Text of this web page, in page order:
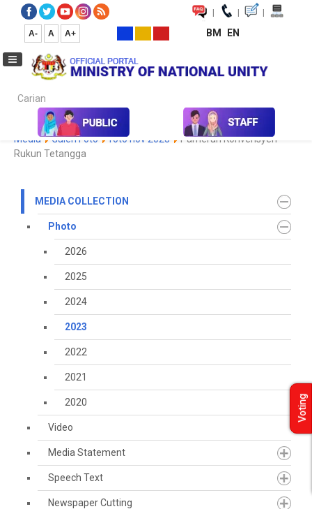
| | |
A- A A+ BM EN
Carian...
Media Media Collection Photo 2023
Koleksi
Media
Galeri Foto foto nov 2023
Pameran Konvensyen
Rukun Tetangga
MEDIA COLLECTION
Photo
2026
2025
2024
2023
2022
2021
2020
Video
Media Statement
Speech Text
Newspaper Cutting
Voting